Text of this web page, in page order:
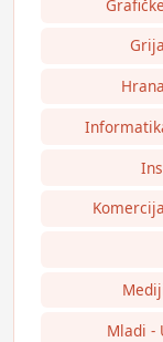
Mladi -